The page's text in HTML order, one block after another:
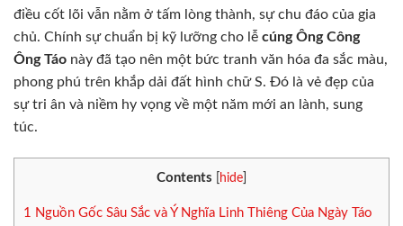
điều cốt lõi vẫn nằm ở tấm lòng thành, sự chu đáo của gia
chủ. Chính sự chuẩn bị kỹ lưỡng cho lễ cúng Ông Công
Ông Táo này đã tạo nên một bức tranh văn hóa đa sắc màu,
phong phú trên khắp dải đất hình chữ S. Đó là vẻ đẹp của
sự tri ân và niềm hy vọng về một năm mới an lành, sung
túc.
Contents hide
1
Nguồn Gốc Sâu Sắc và Ý Nghĩa Linh Thiêng Của Ngày Táo